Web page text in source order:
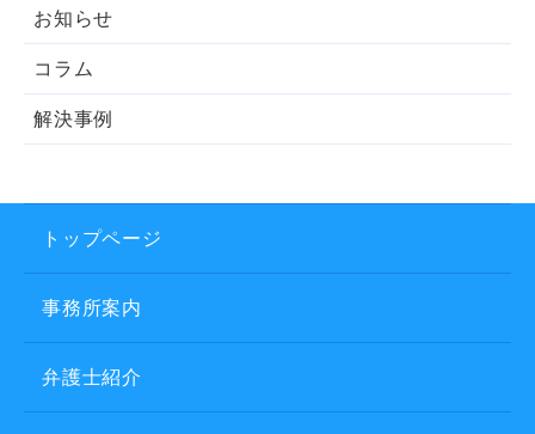
お知らせ
コラム
解決事例
トップページ
事務所案内
弁護士紹介